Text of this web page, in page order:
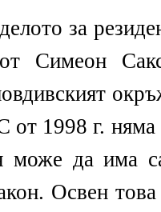
за
Симеон
1998 г. няма
може да има
Освен